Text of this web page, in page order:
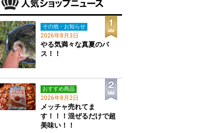
その他・お知らせ
2026年8月3日
やる気満々な真夏のバ
ス！！
おすすめ商品
2026年8月2日
メッチャ売れてま
す！！！混ぜるだけで超
美味い！！